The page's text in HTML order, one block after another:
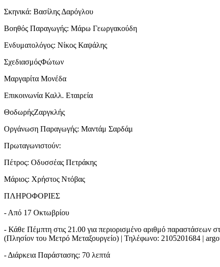
Σκηνικά: Βασίλης Δαρόγλου
Βοηθός Παραγωγής: Μάρω Γεωργακούδη
Ενδυματολόγος: Νίκος Καψάλης
ΣχεδιασμόςΦώτων
Μαργαρίτα Μονέδα
Επικοινωνία Καλλ. Εταιρεία
ΘοδωρήςΖαργκλής
Οργάνωση Παραγωγής: Μαντάμ Σαρδάμ
Πρωταγωνιστούν:
Πέτρος: Οδυσσέας Πετράκης
Μάριος: Χρήστος Ντόβας
ΠΛΗΡΟΦΟΡΙΕΣ
- Από 17 Οκτωβρίου
- Κάθε Πέμπτη στις 21.00 για περιορισμένο αριθμό παραστάσεων
(Πλησίον του Μετρό Μεταξουργείο) | Τηλέφωνο: 2105201684 |
- Διάρκεια Παράστασης: 70 λεπτά